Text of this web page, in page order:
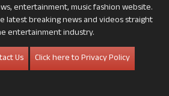
entertainment, music fashion website.
latest breaking news and videos straight
entertainment industry.
Us
Click here to Privacy Policy